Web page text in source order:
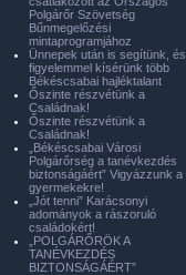
Polgárőr Szövetség
Bűnmegelőzési
mintaprogramjához
Ünnepek után is segítünk, és
figyelemmel kísérünk több
Békéscsabai hajléktalant
Őszinte részvétünk a
Családnak!
Őszinte részvétünk a
Családnak!
„Békéscsabai Városi
Polgárőrség a tanévkezdés
biztonságáért” Vigyázzunk a
gyermekekre!
„Jót tenni” Karácsonyi
adományok a rászoruló
családokért!
„POLGÁRŐRÖK A
TANÉVKEZDÉS
BIZTONSÁGÁÉRT”